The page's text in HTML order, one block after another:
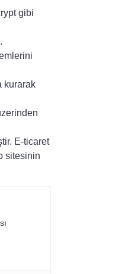
gibi
kurarak
E-ticaret
sitesinin